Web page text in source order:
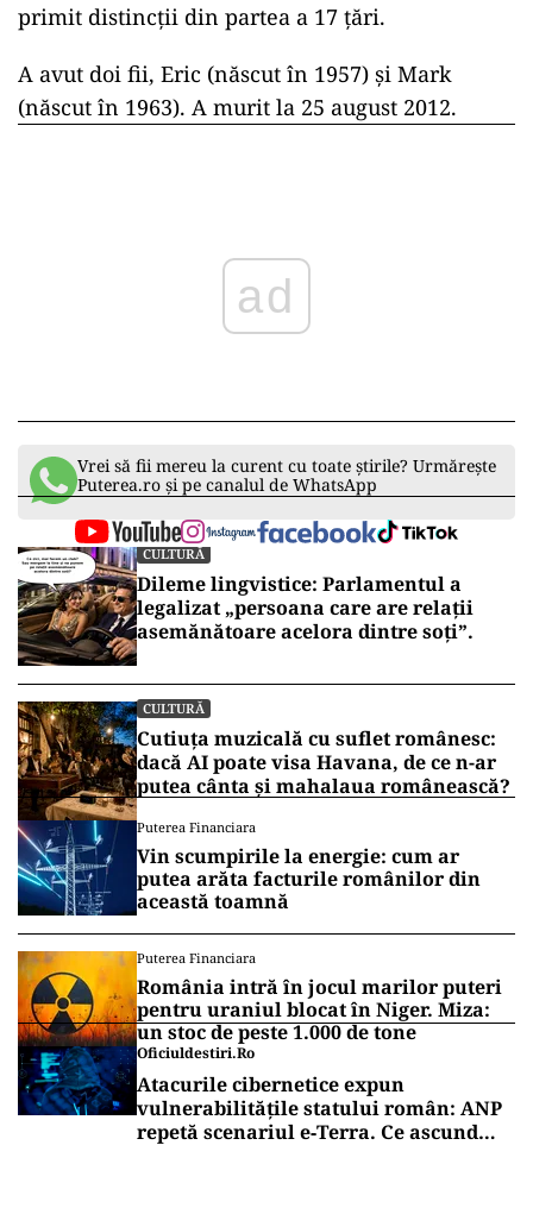
primit distincţii din partea a 17 ţări.
A avut doi fii, Eric (născut în 1957) şi Mark
(născut în 1963). A murit la 25 august 2012.
ad
Vrei să fii mereu la curent cu toate știrile? Urmărește
Puterea.ro și pe canalul de WhatsApp
CULTURĂ
Dileme lingvistice: Parlamentul a
legalizat „persoana care are relații
asemănătoare acelora dintre soți”.
CULTURĂ
Cutiuța muzicală cu suflet românesc:
dacă AI poate visa Havana, de ce n-ar
putea cânta și mahalaua românească?
Puterea Financiara
Vin scumpirile la energie: cum ar
putea arăta facturile românilor din
această toamnă
Puterea Financiara
România intră în jocul marilor puteri
pentru uraniul blocat în Niger. Miza:
un stoc de peste 1.000 de tone
Oficiuldestiri.ro
Atacurile cibernetice expun
vulnerabilitățile statului român: ANP
repetă scenariul e‑Terra. Ce ascund